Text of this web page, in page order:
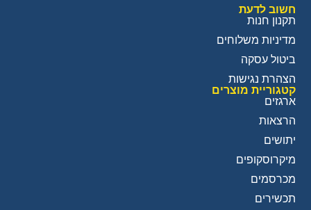
חשוב לדעת
תקנון חנות
מדיניות משלוחים
ביטול עסקה
הצהרת נגישות
קטגוריית מוצרים
ארגזים
הרצאות
יתושים
מיקרוסקופים
מכרסמים
תכשירים